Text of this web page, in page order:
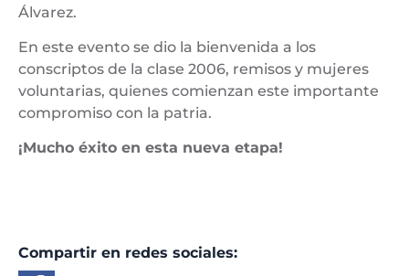
Álvarez.
En este evento se dio la bienvenida a los
conscriptos de la clase 2006, remisos y mujeres
voluntarias, quienes comienzan este importante
compromiso con la patria.
¡Mucho éxito en esta nueva etapa!
Compartir en redes sociales: